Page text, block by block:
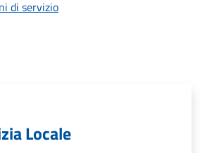
di servizio
Locale